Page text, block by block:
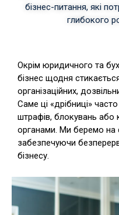
бізнес-питання, які
глибокого
Окрім юридичного та
бізнес щодня
організаційних,
Саме ці «дрібниці»
штрафів, блокувань або
органами. Ми беремо на
забезпечуючи
бізнесу.